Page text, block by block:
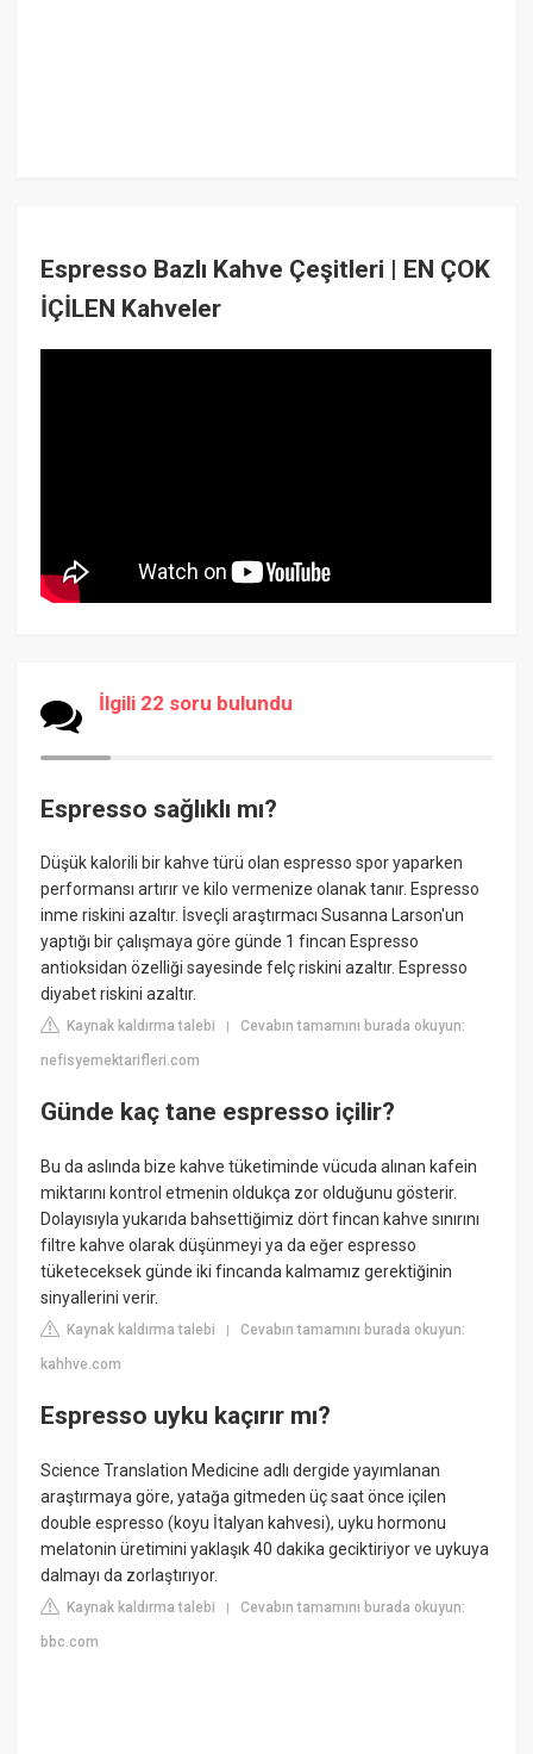
Espresso Bazlı Kahve Çeşitleri | EN ÇOK
İÇİLEN Kahveler
İlgili 22 soru bulundu
Espresso sağlıklı mı?
Düşük kalorili bir kahve türü olan espresso spor yaparken
performansı artırır ve kilo vermenize olanak tanır. Espresso
inme riskini azaltır. İsveçli araştırmacı Susanna Larson'un
yaptığı bir çalışmaya göre günde 1 fincan Espresso
antioksidan özelliği sayesinde felç riskini azaltır. Espresso
diyabet riskini azaltır.
Kaynak kaldırma talebi |Cevabın tamamını burada okuyun:
nefisyemektarifleri.com
Günde kaç tane espresso içilir?
Bu da aslında bize kahve tüketiminde vücuda alınan kafein
miktarını kontrol etmenin oldukça zor olduğunu gösterir.
Dolayısıyla yukarıda bahsettiğimiz dört fincan kahve sınırını
filtre kahve olarak düşünmeyi ya da eğer espresso
tüketeceksek günde iki fincanda kalmamız gerektiğinin
sinyallerini verir.
Kaynak kaldırma talebi |Cevabın tamamını burada okuyun:
kahhve.com
Espresso uyku kaçırır mı?
Science Translation Medicine adlı dergide yayımlanan
araştırmaya göre, yatağa gitmeden üç saat önce içilen
double espresso (koyu İtalyan kahvesi), uyku hormonu
melatonin üretimini yaklaşık 40 dakika geciktiriyor ve uykuya
dalmayı da zorlaştırıyor.
Kaynak kaldırma talebi |Cevabın tamamını burada okuyun:
bbc.com